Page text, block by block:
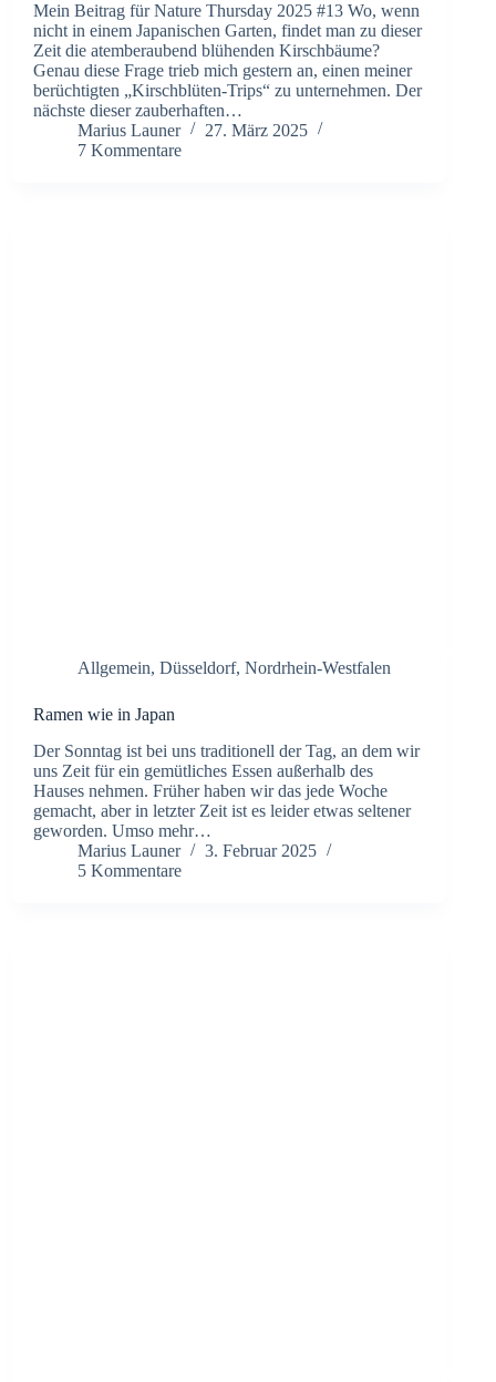
Mein Beitrag für Nature Thursday 2025 #13 Wo, wenn
nicht in einem Japanischen Garten, findet man zu dieser
Zeit die atemberaubend blühenden Kirschbäume?
Genau diese Frage trieb mich gestern an, einen meiner
berüchtigten „Kirschblüten-Trips“ zu unternehmen. Der
nächste dieser zauberhaften…
Marius Launer
27. März 2025
7 Kommentare
Allgemein, Düsseldorf, Nordrhein-Westfalen
Ramen wie in Japan
Der Sonntag ist bei uns traditionell der Tag, an dem wir
uns Zeit für ein gemütliches Essen außerhalb des
Hauses nehmen. Früher haben wir das jede Woche
gemacht, aber in letzter Zeit ist es leider etwas seltener
geworden. Umso mehr…
Marius Launer
3. Februar 2025
5 Kommentare